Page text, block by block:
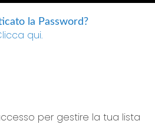
la Password?
qui.
per gestire la tua lista